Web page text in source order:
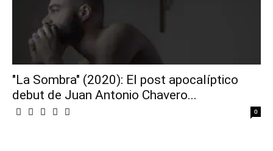
"La Sombra" (2020): El post apocalíptico
debut de Juan Antonio Chavero...
0